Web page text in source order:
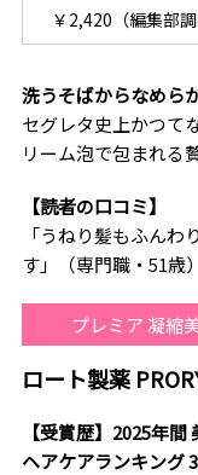
￥2,420（編集部調
洗うそばからなめら
セグレタ史上かつて
リーム泡で包まれる
【読者の口コミ】
「うねり髪もふん
す」（専門職・51歳
プレミア 凝縮
ロート製薬
【受賞歴】2025年
ヘアケアランキング